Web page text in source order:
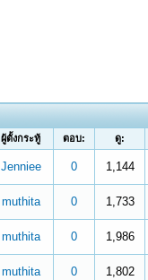
ผู้ตั้งกระทู้ ตอบ: ดู:
Jenniee 0 1,144
muthita 0 1,733
muthita 0 1,986
muthita 0 1,802